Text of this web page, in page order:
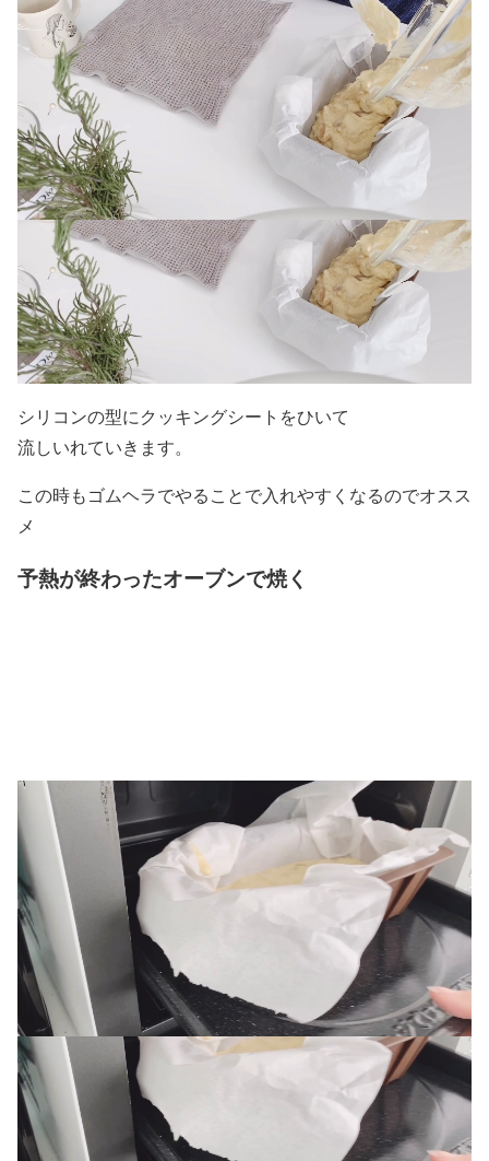
シリコンの型にクッキングシートをひいて
流しいれていきます。
この時もゴムヘラでやることで入れやすくなるのでオスス
メ
予熱が終わったオーブンで焼く